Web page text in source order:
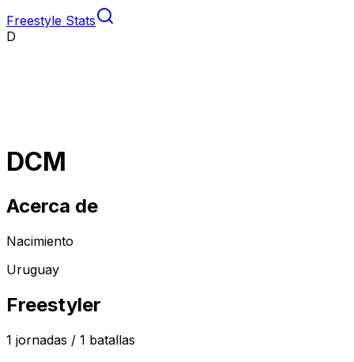
Freestyle Stats
D
DCM
Acerca de
Nacimiento
Uruguay
Freestyler
1 jornadas / 1 batallas